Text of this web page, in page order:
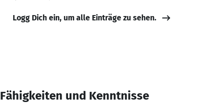
Logg Dich ein, um alle Einträge zu sehen.
Fähigkeiten und Kenntnisse